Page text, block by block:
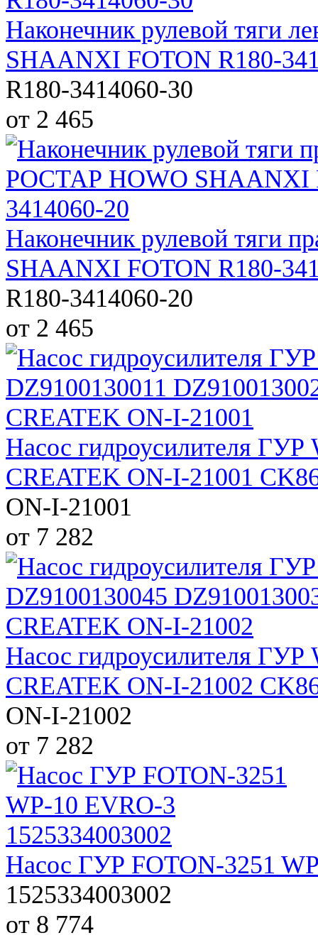
Наконечник рулевой тяги
SHAANXI FOTON R180-
R180-3414060-30
от 2 465
Наконечник рулевой тяги
SHAANXI FOTON R180-
R180-3414060-20
от 2 465
Насос гидроусилителя ГУР
CREATEK ON-I-21001
ON-I-21001
от 7 282
Насос гидроусилителя ГУР
CREATEK ON-I-21002
ON-I-21002
от 7 282
Насос ГУР FOTON-3251
1525334003002
от 8 774